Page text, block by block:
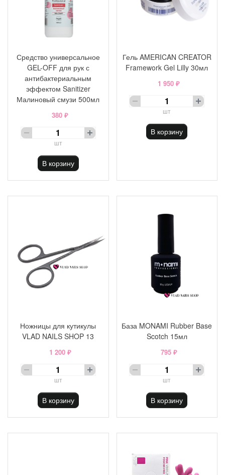
Средство универсальное
GEL-OFF для рук с
антибактериальным
эффектом Sanitizer
Малиновый смузи 500мл
380 ₽
шт
В корзину
Гель AMERICAN CREATOR
Framework Gel Lilly 30мл
1 950 ₽
шт
В корзину
Ножницы для кутикулы
VLAD NAILS SHOP 13
1 200 ₽
шт
В корзину
База MONAMI Rubber Base
Scotch 15мл
795 ₽
шт
В корзину